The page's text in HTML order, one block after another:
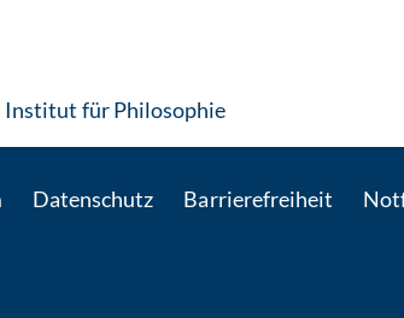
Institut für Philosophie: Per E-Mail
Datenschutz Barrierefreiheit